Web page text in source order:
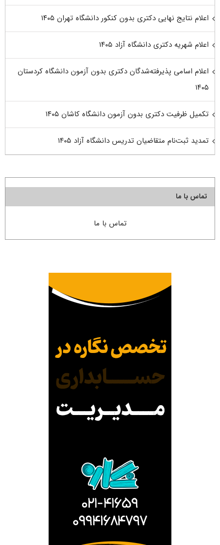
اعلام نتایج نهایی دکتری بدون کنکور دانشگاه تهران ۱۴۰۵
اعلام شهریه دکتری دانشگاه آزاد ۱۴۰۵
اعلام اسامی پذیرفته‌شدگان دکتری بدون آزمون دانشگاه کردستان
۱۴۰۵
تکمیل ظرفیت دکتری بدون آزمون دانشگاه کاشان ۱۴۰۵
تمدید ثبت‌نام متقاضیان تدریس دانشگاه آزاد ۱۴۰۵
تماس با ما
تماس با ما